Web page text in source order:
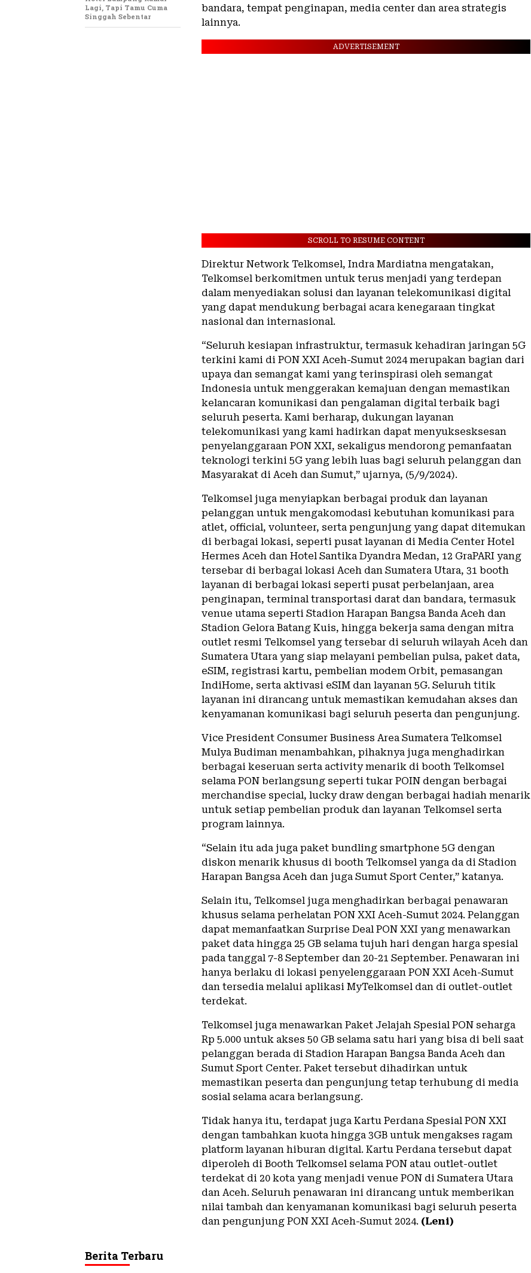
bandara, tempat penginapan, media center dan area strategis
lainnya.
ADVERTISEMENT
SCROLL TO RESUME CONTENT
Direktur Network Telkomsel, Indra Mardiatna mengatakan,
Telkomsel berkomitmen untuk terus menjadi yang terdepan
dalam menyediakan solusi dan layanan telekomunikasi digital
yang dapat mendukung berbagai acara kenegaraan tingkat
nasional dan internasional.
“Seluruh kesiapan infrastruktur, termasuk kehadiran jaringan 5G
terkini kami di PON XXI Aceh-Sumut 2024 merupakan bagian dari
upaya dan semangat kami yang terinspirasi oleh semangat
Indonesia untuk menggerakan kemajuan dengan memastikan
kelancaran komunikasi dan pengalaman digital terbaik bagi
seluruh peserta. Kami berharap, dukungan layanan
telekomunikasi yang kami hadirkan dapat menyuksesksesan
penyelanggaraan PON XXI, sekaligus mendorong pemanfaatan
teknologi terkini 5G yang lebih luas bagi seluruh pelanggan dan
Masyarakat di Aceh dan Sumut,” ujarnya, (5/9/2024).
Telkomsel juga menyiapkan berbagai produk dan layanan
pelanggan untuk mengakomodasi kebutuhan komunikasi para
atlet, official, volunteer, serta pengunjung yang dapat ditemukan
di berbagai lokasi, seperti pusat layanan di Media Center Hotel
Hermes Aceh dan Hotel Santika Dyandra Medan, 12 GraPARI yang
tersebar di berbagai lokasi Aceh dan Sumatera Utara, 31 booth
layanan di berbagai lokasi seperti pusat perbelanjaan, area
penginapan, terminal transportasi darat dan bandara, termasuk
venue utama seperti Stadion Harapan Bangsa Banda Aceh dan
Stadion Gelora Batang Kuis, hingga bekerja sama dengan mitra
outlet resmi Telkomsel yang tersebar di seluruh wilayah Aceh dan
Sumatera Utara yang siap melayani pembelian pulsa, paket data,
eSIM, registrasi kartu, pembelian modem Orbit, pemasangan
IndiHome, serta aktivasi eSIM dan layanan 5G. Seluruh titik
layanan ini dirancang untuk memastikan kemudahan akses dan
kenyamanan komunikasi bagi seluruh peserta dan pengunjung.
Vice President Consumer Business Area Sumatera Telkomsel
Mulya Budiman menambahkan, pihaknya juga menghadirkan
berbagai keseruan serta activity menarik di booth Telkomsel
selama PON berlangsung seperti tukar POIN dengan berbagai
merchandise special, lucky draw dengan berbagai hadiah menarik
untuk setiap pembelian produk dan layanan Telkomsel serta
program lainnya.
“Selain itu ada juga paket bundling smartphone 5G dengan
diskon menarik khusus di booth Telkomsel yanga da di Stadion
Harapan Bangsa Aceh dan juga Sumut Sport Center,” katanya.
Selain itu, Telkomsel juga menghadirkan berbagai penawaran
khusus selama perhelatan PON XXI Aceh-Sumut 2024. Pelanggan
dapat memanfaatkan Surprise Deal PON XXI yang menawarkan
paket data hingga 25 GB selama tujuh hari dengan harga spesial
pada tanggal 7-8 September dan 20-21 September. Penawaran ini
hanya berlaku di lokasi penyelenggaraan PON XXI Aceh-Sumut
dan tersedia melalui aplikasi MyTelkomsel dan di outlet-outlet
terdekat.
Telkomsel juga menawarkan Paket Jelajah Spesial PON seharga
Rp 5.000 untuk akses 50 GB selama satu hari yang bisa di beli saat
pelanggan berada di Stadion Harapan Bangsa Banda Aceh dan
Sumut Sport Center. Paket tersebut dihadirkan untuk
memastikan peserta dan pengunjung tetap terhubung di media
sosial selama acara berlangsung.
Tidak hanya itu, terdapat juga Kartu Perdana Spesial PON XXI
dengan tambahkan kuota hingga 3GB untuk mengakses ragam
platform layanan hiburan digital. Kartu Perdana tersebut dapat
diperoleh di Booth Telkomsel selama PON atau outlet-outlet
terdekat di 20 kota yang menjadi venue PON di Sumatera Utara
dan Aceh. Seluruh penawaran ini dirancang untuk memberikan
nilai tambah dan kenyamanan komunikasi bagi seluruh peserta
dan pengunjung PON XXI Aceh-Sumut 2024. (Leni)
Lagi, Tapi Tamu Cuma
Singgah Sebentar
Berita Terbaru